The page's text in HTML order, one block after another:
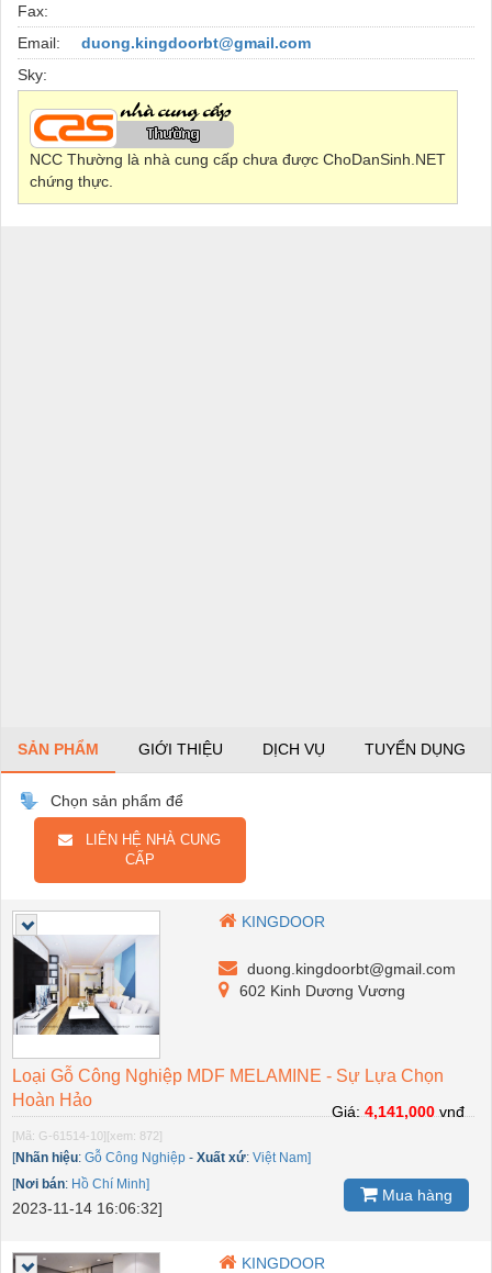
Fax:
Email:
duong.kingdoorbt@gmail.com
Sky:
NCC Thường là nhà cung cấp chưa được ChoDanSinh.NET
chứng thực.
SẢN PHẨM GIỚI THIỆU DỊCH VỤ TUYỂN DỤNG
Chọn sản phẩm để
LIÊN HỆ NHÀ CUNG
CẤP
KINGDOOR
duong.kingdoorbt@gmail.com
602 Kinh Dương Vương
Loại Gỗ Công Nghiệp MDF MELAMINE - Sự Lựa Chọn
Hoàn Hảo
[Mã: G-61514-10][xem: 872]
[Nhãn hiệu: Gỗ Công Nghiệp - Xuất xứ: Việt Nam]
[Nơi bán: Hồ Chí Minh]
2023-11-14 16:06:32]
Giá: 4,141,000 vnđ
Mua hàng
KINGDOOR